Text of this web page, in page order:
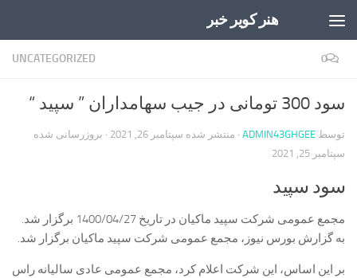
هنر کویر خبر
UNCATEGORIZED 0
سود 300 تومانی در جیب سهامداران ” سپید “
توسط ADMIN43GHGEE · منتشر شده سپتامبر 26, 2021
· بروزرسانی شده
سپتامبر 25, 2021
سود سپید
مجمع عمومی شرکت سپید ماکیان در تاریخ 1400/04/27 برگزار شد.
به گزارش بورس نیوز، مجمع عمومی شرکت سپید ماکیان برگزار شد.
بر این اساس، این شرکت اعلام کرد، مجمع عمومی عادی سالیانه راس